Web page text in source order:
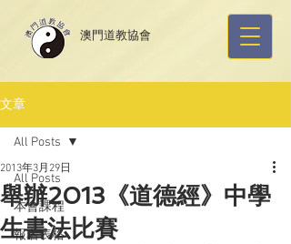
​澳門道教協會
文章
All Posts
本會課程
報名表格
All Posts
舉辦2013《道德經》中學
生書法比賽
2013年3月29日